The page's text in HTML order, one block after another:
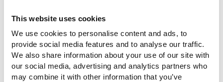
This website uses cookies
We use cookies to personalise content and ads, to
provide social media features and to analyse our traffic.
We also share information about your use of our site with
our social media, advertising and analytics partners who
may combine it with other information that you’ve